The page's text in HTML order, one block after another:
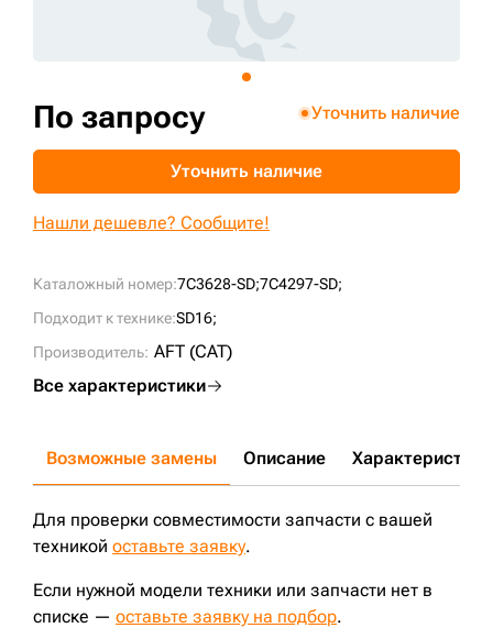
Каталожный номер:7C3628-SD;7C4297-SD;
Подходит к технике:SD16;
Производитель: AFT (CAT)
Все характеристики
По запросу Уточнить наличие
Уточнить наличие
Нашли дешевле? Сообщите!
Возможные замены Описание Характеристики
Для проверки совместимости запчасти с вашей
техникой оставьте заявку.
Если нужной модели техники или запчасти нет в
списке — оставьте заявку на подбор.
+7 (499) 394-50-93